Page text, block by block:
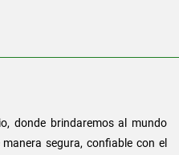
donde brindaremos al mundo
segura, confiable con el